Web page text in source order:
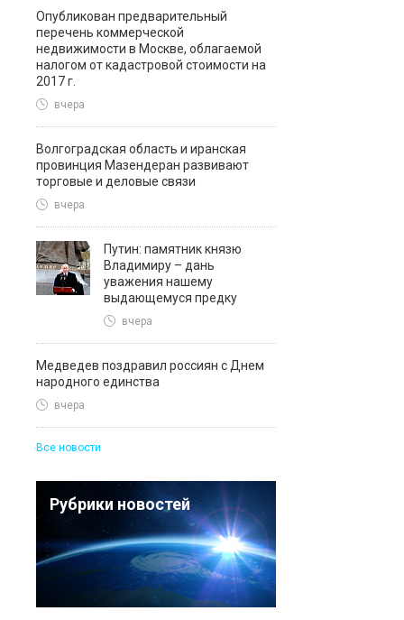
Опубликован предварительный
перечень коммерческой
недвижимости в Москве, облагаемой
налогом от кадастровой стоимости на
2017 г.
вчера
Волгоградская область и иранская
провинция Мазендеран развивают
торговые и деловые связи
вчера
Путин: памятник князю
Владимиру – дань
уважения нашему
выдающемуся предку
вчера
Медведев поздравил россиян с Днем
народного единства
вчера
Все новости
Рубрики новостей